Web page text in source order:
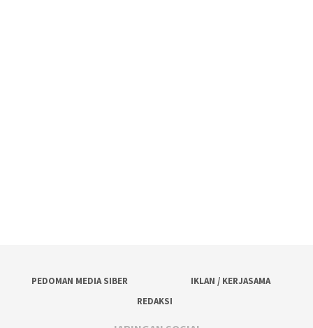
PEDOMAN MEDIA SIBER
IKLAN / KERJASAMA
REDAKSI